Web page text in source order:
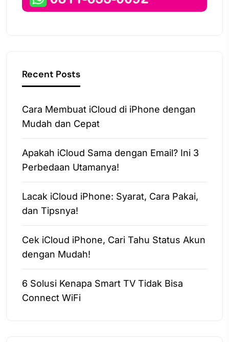
Recent Posts
Cara Membuat iCloud di iPhone dengan
Mudah dan Cepat
Apakah iCloud Sama dengan Email? Ini 3
Perbedaan Utamanya!
Lacak iCloud iPhone: Syarat, Cara Pakai,
dan Tipsnya!
Cek iCloud iPhone, Cari Tahu Status Akun
dengan Mudah!
6 Solusi Kenapa Smart TV Tidak Bisa
Connect WiFi